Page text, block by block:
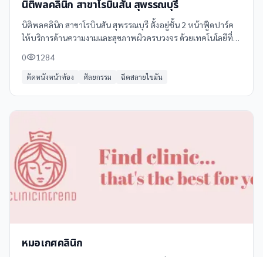
นิติพลคลินิก สาขาโรบินสัน สุพรรณบุรี
นิติพลคลินิก สาขาโรบินสัน สุพรรณบุรี ตั้งอยู่ชั้น 2 หน้าฟู๊ดปาร์ค
ให้บริการด้านความงามและสุขภาพผิวครบวงจร ด้วยเทคโนโลยีที่
อย่างใกล้ชิด
0 1284
ตัดหนังหน้าท้อง ศัลยกรรม ฉีดสลายไขมัน
หมอเกศคลินิก